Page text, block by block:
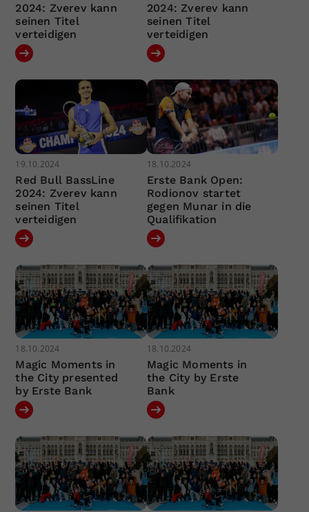
2024: Zverev kann
seinen Titel
verteidigen
2024: Zverev kann
seinen Titel
verteidigen
19.10.2024
Red Bull BassLine
2024: Zverev kann
seinen Titel
verteidigen
18.10.2024
Erste Bank Open:
Rodionov startet
gegen Munar in die
Qualifikation
18.10.2024
Magic Moments in
the City presented
by Erste Bank
18.10.2024
Magic Moments in
the City by Erste
Bank